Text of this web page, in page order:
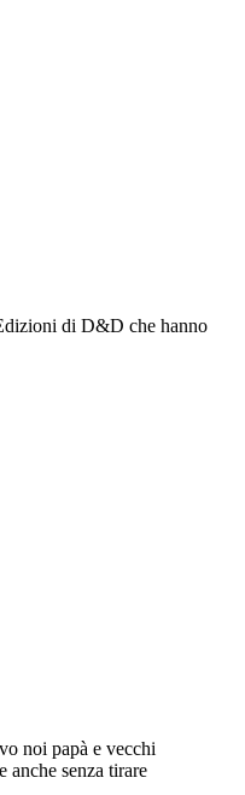
di D&D che hanno
noi papà e vecchi
anche senza tirare